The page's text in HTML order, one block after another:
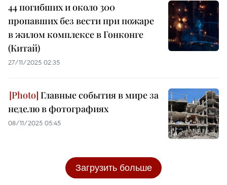
44 погибших и около 300
пропавших без вести при пожаре
в жилом комплексе в Гонконге
(Китай)
27/11/2025 02:35
Главные события в мире за
неделю в фотографиях
08/11/2025 05:45
Загрузить больше